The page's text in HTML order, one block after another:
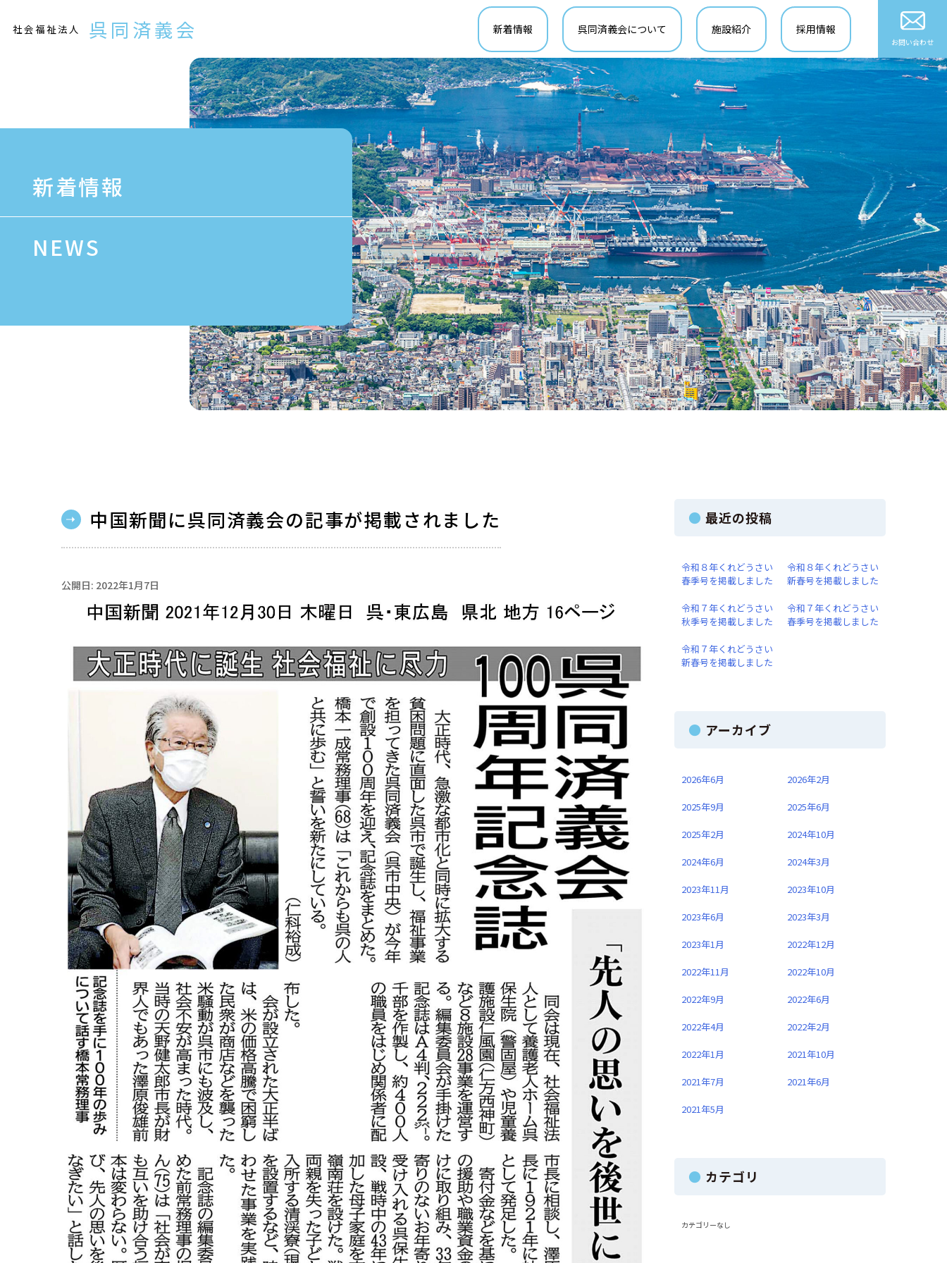
content社会福祉法人 呉同済義会 新着情報 呉同済義会について 施設紹介 採用情報
お問い合わせ
新着情報
NEWS
中国新聞に呉同済義会の記事が掲載されました
公開日: 2022年1月7日
最近の投稿
令和８年くれどうさい
春季号を掲載しました
令和８年くれどうさい
新春号を掲載しました
令和７年くれどうさい
秋季号を掲載しました
令和７年くれどうさい
春季号を掲載しました
令和７年くれどうさい
新春号を掲載しました
アーカイブ
2026年6月 2026年2月
2025年9月 2025年6月
2025年2月 2024年10月
2024年6月 2024年3月
2023年11月 2023年10月
2023年6月 2023年3月
2023年1月 2022年12月
2022年11月 2022年10月
2022年9月 2022年6月
2022年4月 2022年2月
2022年1月 2021年10月
2021年7月 2021年6月
2021年5月
カテゴリ
カテゴリーなし